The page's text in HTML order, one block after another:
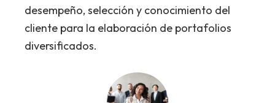
desempeño, selección y conocimiento del
cliente para la elaboración de portafolios
diversificados.